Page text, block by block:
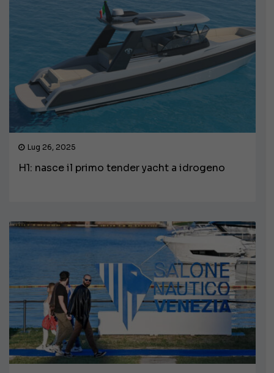
Lug 26, 2025
H1: nasce il primo tender yacht a idrogeno